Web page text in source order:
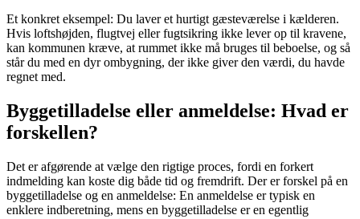
Et konkret eksempel: Du laver et hurtigt gæsteværelse i kælderen.
Hvis loftshøjden, flugtvej eller fugtsikring ikke lever op til kravene,
kan kommunen kræve, at rummet ikke må bruges til beboelse, og så
står du med en dyr ombygning, der ikke giver den værdi, du havde
regnet med.
Byggetilladelse eller anmeldelse: Hvad er
forskellen?
Det er afgørende at vælge den rigtige proces, fordi en forkert
indmelding kan koste dig både tid og fremdrift. Der er forskel på en
byggetilladelse og en anmeldelse: En anmeldelse er typisk en
enklere indberetning, mens en byggetilladelse er en egentlig